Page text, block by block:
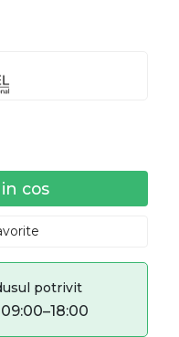
cos
potrivit
09:00–18:00